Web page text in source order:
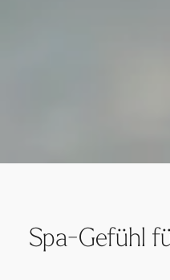
Spa-Gefühl